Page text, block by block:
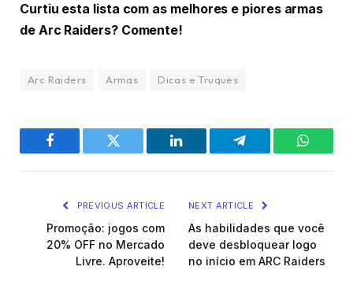
Curtiu esta lista com as melhores e piores armas
de Arc Raiders? Comente!
Arc Raiders Armas Dicas e Truques
Facebook Twitter LinkedIn Telegram
PREVIOUS ARTICLE
Promoção: jogos com
20% OFF no Mercado
Livre. Aproveite!
NEXT ARTICLE
As habilidades que você
deve desbloquear logo
no início em ARC Raiders